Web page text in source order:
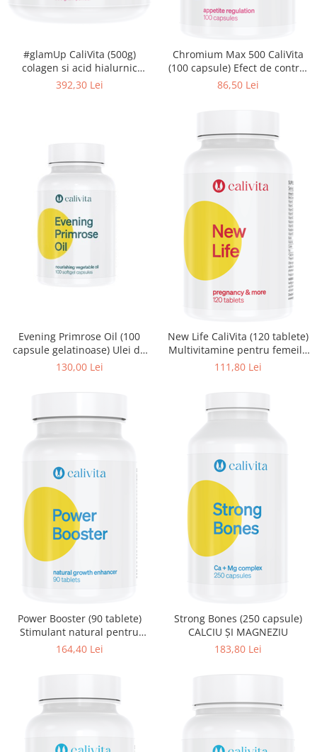
#glamUp CaliVita (500g)
colagen si acid hialurnic
pentru reducerea ridurilor.
392,30 Lei
Chromium Max 500 CaliVita
(100 capsule) Efect de control
al apetitului.
86,50 Lei
Evening Primrose Oil (100
capsule gelatinoase) Ulei de
Luminiţa de Seară
130,00 Lei
New Life CaliVita (120 tablete)
Multivitamine pentru femeile
însărcinate sau aflate la
111,80 Lei
Power Booster (90 tablete)
Stimulant natural pentru
creştere
164,40 Lei
Strong Bones (250 capsule)
CALCIU ŞI MAGNEZIU
183,80 Lei